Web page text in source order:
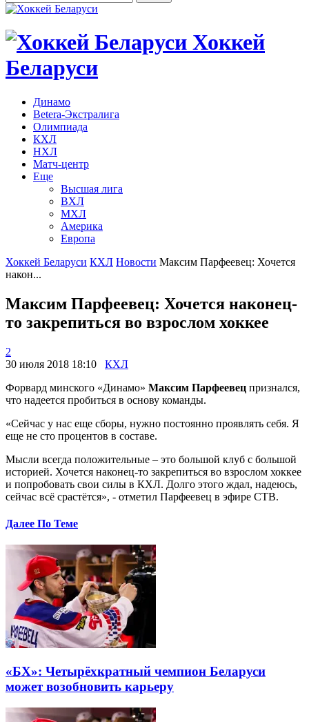
Хоккей
Беларуси
Динамо
Betera-Экстралига
Олимпиада
КХЛ
НХЛ
Матч-центр
Еще
Высшая лига
ВХЛ
МХЛ
Америка
Европа
Хоккей Беларуси КХЛ Новости Максим Парфеевец: Хочется
након...
Максим Парфеевец: Хочется наконец-
то закрепиться во взрослом хоккее
2
30 июля 2018 18:10
КХЛ
Форвард минского «Динамо» Максим Парфеевец признался,
что надеется пробиться в основу команды.
«Сейчас у нас еще сборы, нужно постоянно проявлять себя. Я
еще не сто процентов в составе.
Мысли всегда положительные – это большой клуб с большой
историей. Хочется наконец-то закрепиться во взрослом хоккее
и попробовать свои силы в КХЛ. Долго этого ждал, надеюсь,
сейчас всё срастётся», - отметил Парфеевец в эфире СТВ.
Далее По Теме
«БХ»: Четырёхкратный чемпион Беларуси
может возобновить карьеру